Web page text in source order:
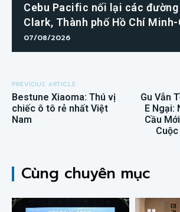
Cebu Pacific nối lại các đường
Clark, Thành phố Hồ Chí Minh-
07/08/2026
PREVIOUS ARTICLE
Bestune Xiaoma: Thú vị
chiếc ô tô rẻ nhất Việt
Nam
Gu Vẫn
E Ngại:
Cầu
Cùng chuyên mục